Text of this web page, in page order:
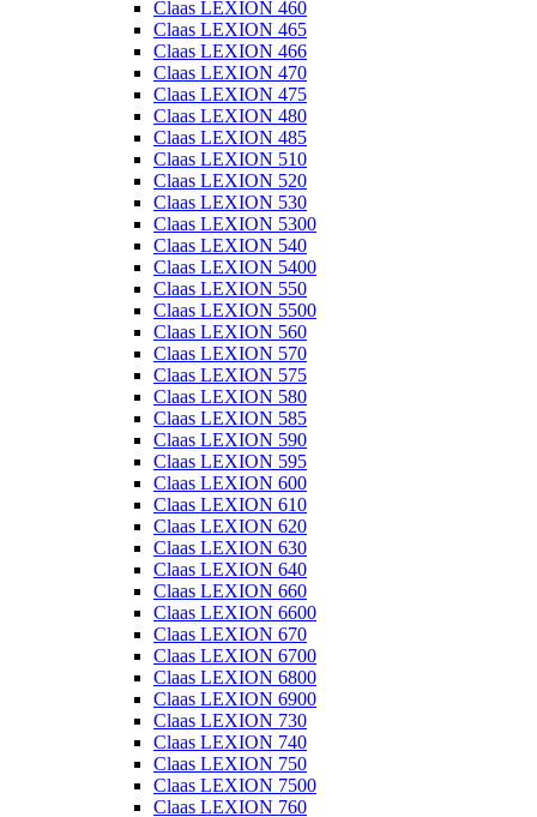
Claas LEXION 460
Claas LEXION 465
Claas LEXION 466
Claas LEXION 470
Claas LEXION 475
Claas LEXION 480
Claas LEXION 485
Claas LEXION 510
Claas LEXION 520
Claas LEXION 530
Claas LEXION 5300
Claas LEXION 540
Claas LEXION 5400
Claas LEXION 550
Claas LEXION 5500
Claas LEXION 560
Claas LEXION 570
Claas LEXION 575
Claas LEXION 580
Claas LEXION 585
Claas LEXION 590
Claas LEXION 595
Claas LEXION 600
Claas LEXION 610
Claas LEXION 620
Claas LEXION 630
Claas LEXION 640
Claas LEXION 660
Claas LEXION 6600
Claas LEXION 670
Claas LEXION 6700
Claas LEXION 6800
Claas LEXION 6900
Claas LEXION 730
Claas LEXION 740
Claas LEXION 750
Claas LEXION 7500
Claas LEXION 760